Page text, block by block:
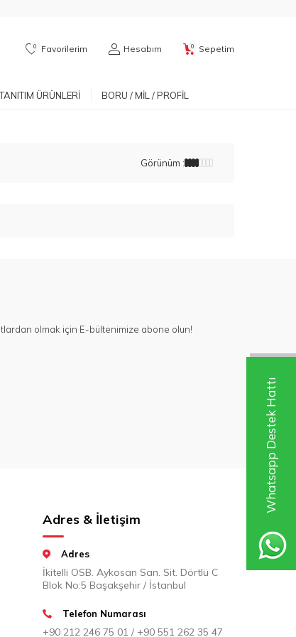
Whatsapp Destek Hattı
0 Favorilerim Hesabım 0 Sepetim
TANITIM ÜRÜNLERI BORU / MIL / PROFIL
Görünüm :
olmak için E-bültenimize abone olun!
Adres & İletişim
Adres
İkitelli OSB. Aykosan San. Sit. Dörtlü C
Blok No:5 Başakşehir / İstanbul
Telefon Numarası
+90 212 246 75 01 / +90 551 262 35 47